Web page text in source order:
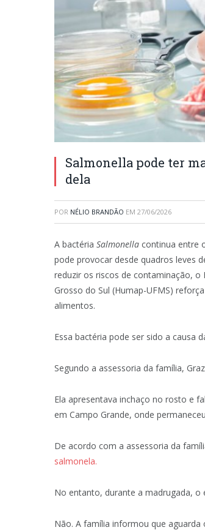
Salmonella pode ter
dela
POR NÉLIO BRANDÃO EM 27/06/2026
A bactéria Salmonella continua entre
pode provocar desde quadros leves
reduzir os riscos de contaminação, o
Grosso do Sul (Humap-UFMS)
alimentos.
Essa bactéria pode ser sido a causa
Segundo a assessoria da família,
Ela apresentava inchaço no rosto e
em Campo Grande, onde
De acordo com a assessoria da
salmonela.
No entanto, durante a madrugada, o
Não. A família informou que